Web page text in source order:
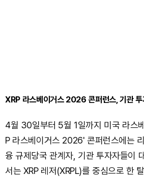
XRP 라스베이거스 2026 콘퍼런스, 기관 투
4월 30일부터 5월 1일까지 미국 라스
P 라스베이거스 2026' 콘퍼런스에는
융 규제당국 관계자, 기관 투자자들이
서는 XRP 레저(XRPL)를 중심으로 한